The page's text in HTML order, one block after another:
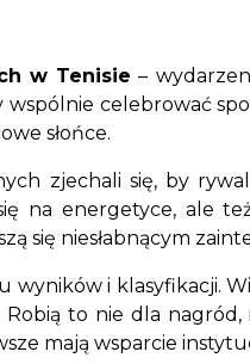
w Tenisie –
celebrować
słońce.
zjechali się, by
na energetyce, ale
się niesłabnącym
i klasyfikacji.
to nie dla
mają wsparcie